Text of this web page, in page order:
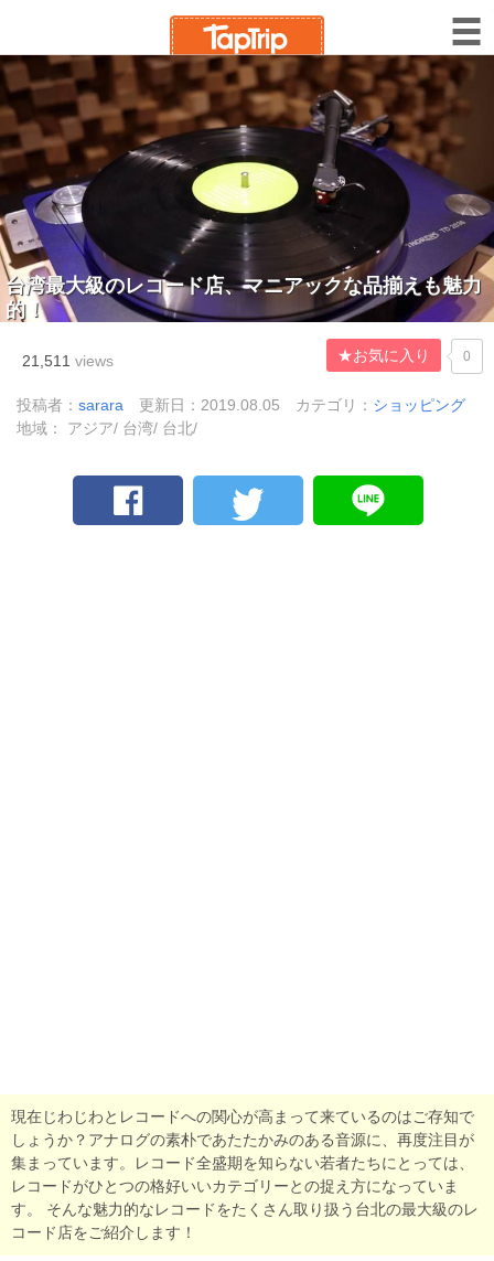
台湾最大級のレコード店、マニアックな品揃えも魅力
的！
21,511 views ★お気に入り 0
投稿者： sarara 更新日：2019.08.05 カテゴリ： ショッピング
地域： アジア/ 台湾/ 台北/
現在じわじわとレコードへの関心が高まって来ているのはご存知で
しょうか？アナログの素朴であたたかみのある音源に、再度注目が
集まっています。レコード全盛期を知らない若者たちにとっては、
レコードがひとつの格好いいカテゴリーとの捉え方になっていま
す。 そんな魅力的なレコードをたくさん取り扱う台北の最大級のレ
コード店をご紹介します！